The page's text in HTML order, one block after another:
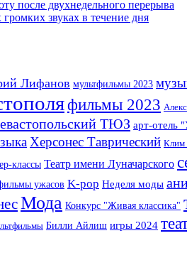
после двухнедельного перерыва
звуках в течение дня
Лифанов мультфильмы 2023
фильмы 2023
ТЮЗ арт-отель
Херсонес Таврический Клим
классы Театр имени Луначарского
ужасов K-pop Неделя моды
Мода Конкурс "Живая классика"
Билли Айлиш игры 2024